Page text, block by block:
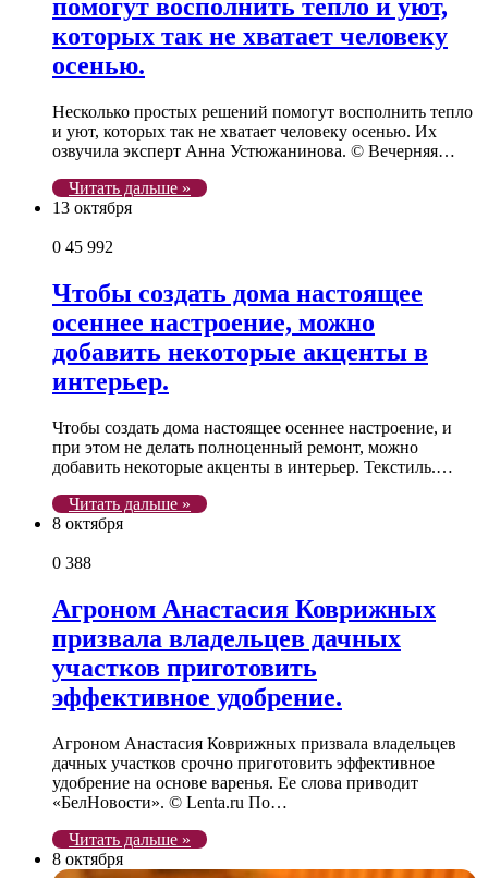
помогут восполнить тепло и уют,
которых так не хватает человеку
осенью.
Несколько простых решений помогут восполнить тепло
и уют, которых так не хватает человеку осенью. Их
озвучила эксперт Анна Устюжанинова. © Вечерняя…
Читать дальше »
13 октября
0 45 992
Чтобы создать дома настоящее
осеннее настроение, можно
добавить некоторые акценты в
интерьер.
Чтобы создать дома настоящее осеннее настроение, и
при этом не делать полноценный ремонт, можно
добавить некоторые акценты в интерьер. Текстиль.…
Читать дальше »
8 октября
0 388
Агроном Анастасия Коврижных
призвала владельцев дачных
участков приготовить
эффективное удобрение.
Агроном Анастасия Коврижных призвала владельцев
дачных участков срочно приготовить эффективное
удобрение на основе варенья. Ее слова приводит
«БелНовости». © Lenta.ru По…
Читать дальше »
8 октября